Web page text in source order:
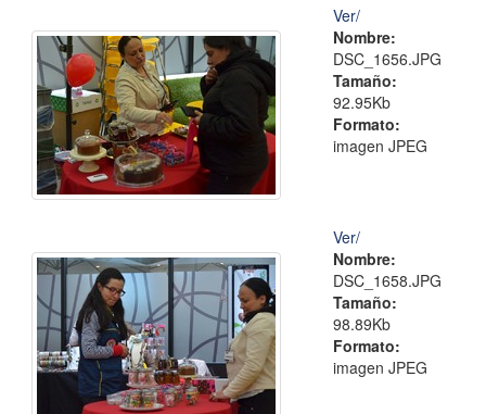
Ver/
Nombre:
DSC_1656.JPG
Tamaño:
92.95Kb
Formato:
imagen JPEG
Ver/
Nombre:
DSC_1658.JPG
Tamaño:
98.89Kb
Formato:
imagen JPEG